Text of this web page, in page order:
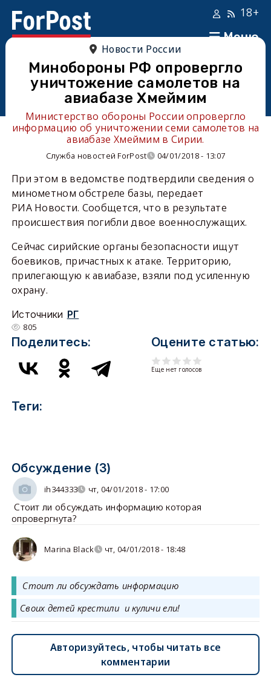
Меню
18+
Новости России
Минобороны РФ опровергло
уничтожение самолетов на
авиабазе Хмеймим
Министерство обороны России опровергло
информацию об уничтожении семи самолетов на
авиабазе Хмеймим в Сирии.
Служба новостей ForPost 04/01/2018 - 13:07
При этом в ведомстве подтвердили сведения о
минометном обстреле базы, передает
РИА Новости. Сообщется, что в результате
происшествия погибли двое военнослужащих.
Сейчас сирийские органы безопасности ищут
боевиков, причастных к атаке. Территорию,
прилегающую к авиабазе, взяли под усиленную
охрану.
Источники РГ
805
Поделитесь: Оцените статью:
Еще нет голосов
Теги:
Обсуждение (3)
ih344333 чт, 04/01/2018 - 17:00
Стоит ли обсуждать информацию которая
опровергнута?
Marina Black чт, 04/01/2018 - 18:48
Стоит ли обсуждать информацию
Своих детей крестили и куличи ели!
Авторизуйтесь, чтобы читать все
комментарии